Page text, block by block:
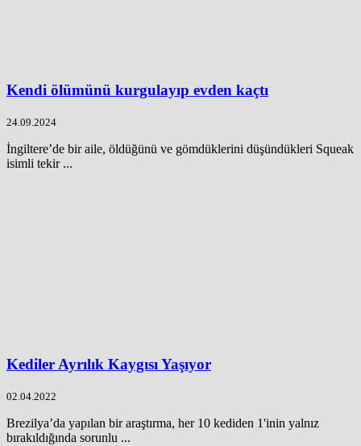
Kendi ölümünü kurgulayıp evden kaçtı
24.09.2024
İngiltere’de bir aile, öldüğünü ve gömdüklerini düşündükleri Squeak
isimli tekir ...
Kediler Ayrılık Kaygısı Yaşıyor
02.04.2022
Brezilya’da yapılan bir araştırma, her 10 kediden 1'inin yalnız
bırakıldığında sorunlu ...